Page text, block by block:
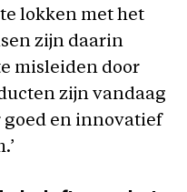
lokken met het
zijn daarin
misleiden door
zijn vandaag
goed en innovatief